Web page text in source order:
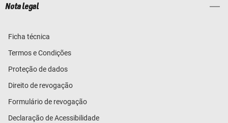
Nota legal
Ficha técnica
Termos e Condições
Proteção de dados
Direito de revogação
Formulário de revogação
Declaração de Acessibilidade